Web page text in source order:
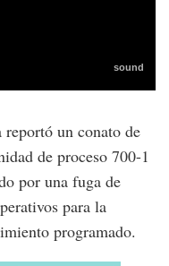
un conato de
de proceso 700-1
por una fuga de
para la
programado.